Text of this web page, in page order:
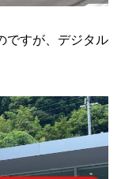
ですが、デジタル